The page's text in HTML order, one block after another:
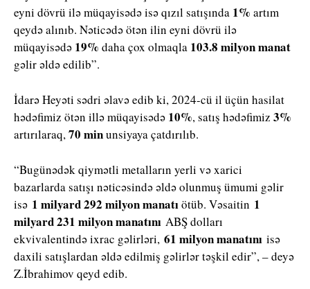
eyni dövrü ilə müqayisədə isə qızıl satışında 1% artım
qeydə alınıb. Nəticədə ötən ilin eyni dövrü ilə
müqayisədə 19% daha çox olmaqla 103.8 milyon manat
gəlir əldə edilib”.
İdarə Heyəti sədri əlavə edib ki, 2024-cü il üçün hasilat
hədəfimiz ötən illə müqayisədə 10%, satış hədəfimiz 3%
artırılaraq,70 minunsiyaya çatdırılıb.
“Bugünədək qiymətli metalların yerli və xarici
bazarlarda satışı nəticəsində əldə olunmuş ümumi gəlir
isə 1 milyard 292 milyon manatıötüb. Vəsaitin 1
milyard 231 milyon manatını ABŞ dolları
ekvivalentində ixrac gəlirləri, 61 milyon manatını isə
daxili satışlardan əldə edilmiş gəlirlər təşkil edir”, – deyə
Z.İbrahimov qeyd edib.